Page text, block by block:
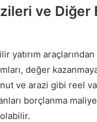
ve Diğer
yatırım
değer
ve arazi gibi reel
borçlanma